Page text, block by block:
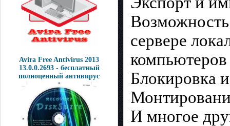
Avira Free Antivirus 2013
13.0.0.2693 - бесплатный
полноценный антивирус
сервере
компьютеров
Блокировка
И многое